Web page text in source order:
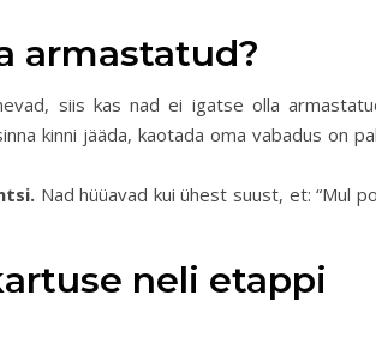
armastatud?
siis kas nad ei igatse olla
kinni jääda, kaotada oma vabadus on
Nad hüüavad kui ühest suust, et: “Mul
neli etappi